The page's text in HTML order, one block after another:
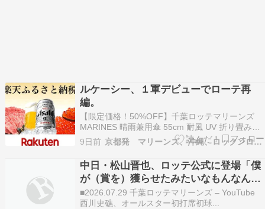
ルケーシー、１軍デビューでローテ再
編。
【限定価格！50%OFF】千葉ロッテマリーンズ
MARINES 晴雨兼用傘 55cm 耐風 UV 折り畳み傘
グッズ ロッテ 折りたたみ傘 軽量 晴雨兼用 風に
強い 軽い コンパクト 手動 uvカット 超軽量 超撥
水 反射 撥水 日傘 丈夫 55 傘 折りたたみ価格：
1375円（…
9日前 京都発 マリーンズ、沖縄、ロックンロール、なblog
中日・松山晋也、ロッテ公式に登場「僕
が（賞を）獲らせたみたいなもんなんで
ね！（笑）」
■2026.07.29 千葉ロッテマリーンズ – YouTube
西川史礁、オールスター初打席初球...